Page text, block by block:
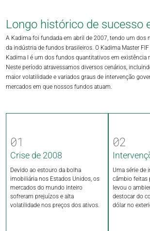
Longo histórico de sucesso
A Kadima foi fundada em abril de 2007, tendo um dos
da indústria de fundos brasileiros. O Kadima Master FIF
Kadima I é um dos fundos quantitativos em existência
Neste período atravessamos diversos cenários,
maior volatilidade e variados graus de intervenção
mercados em que nossos fundos atuam.
01
Crise de 2008
Devido ao estouro da bolha
imobiliária nos Estados Unidos, os
mercados do mundo inteiro
sofreram prejuízos e alta
volatilidade nos preços dos ativos.
02
Uma série de
câmbio feitas
levou o
destocar do
dólar no